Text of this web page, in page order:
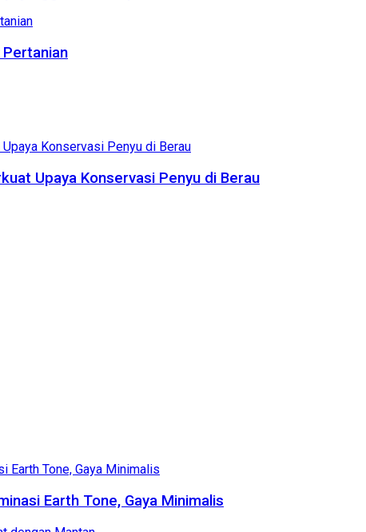
Upaya Konservasi Penyu di Berau
Earth Tone, Gaya Minimalis